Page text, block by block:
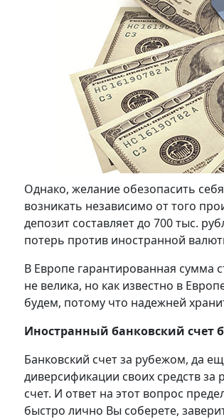
Однако, желание обезопасить
возникать независимо от того
депозит составляет до 700 тыс.
потерь против иностранной
В Европе гарантированная сумма
не велика, но как известно в
будем, потому что надежней
Иностранный банковский счет
Банковский счет за рубежом, да
диверсификации своих средств
счет. И ответ на этот вопрос
быстро лично Вы соберете,